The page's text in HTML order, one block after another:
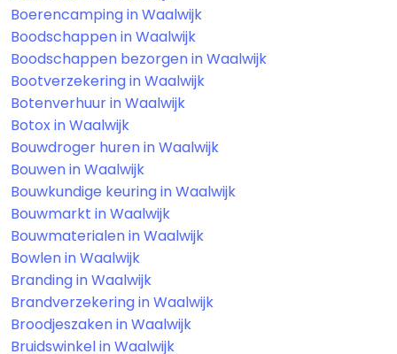
Boerencamping in Waalwijk
Boodschappen in Waalwijk
Boodschappen bezorgen in Waalwijk
Bootverzekering in Waalwijk
Botenverhuur in Waalwijk
Botox in Waalwijk
Bouwdroger huren in Waalwijk
Bouwen in Waalwijk
Bouwkundige keuring in Waalwijk
Bouwmarkt in Waalwijk
Bouwmaterialen in Waalwijk
Bowlen in Waalwijk
Branding in Waalwijk
Brandverzekering in Waalwijk
Broodjeszaken in Waalwijk
Bruidswinkel in Waalwijk